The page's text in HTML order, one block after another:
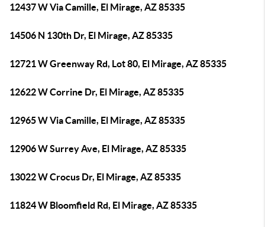
12437 W Via Camille, El Mirage, AZ 85335
14506 N 130th Dr, El Mirage, AZ 85335
12721 W Greenway Rd, Lot 80, El Mirage, AZ 85335
12622 W Corrine Dr, El Mirage, AZ 85335
12965 W Via Camille, El Mirage, AZ 85335
12906 W Surrey Ave, El Mirage, AZ 85335
13022 W Crocus Dr, El Mirage, AZ 85335
11824 W Bloomfield Rd, El Mirage, AZ 85335